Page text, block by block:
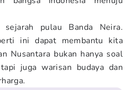
pulau Banda Neira.
ini dapat membantu kita
Nusantara bukan hanya soal
juga warisan budaya dan